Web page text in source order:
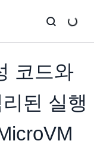
코드와
된 실행